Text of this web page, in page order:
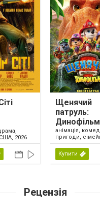
2026
Щенячий
патруль:
Динофільм
анімація,
пригоди,
США, 2026
Купити
Рецензія